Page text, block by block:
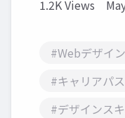
1.2K Views
#Webデザイン
#キャリアパス
#デザインス